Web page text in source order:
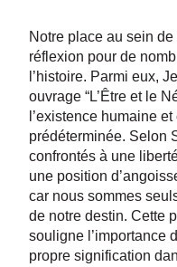
Notre place au sein de
réflexion pour de
l’histoire. Parmi eux,
ouvrage “L’Être et le
l’existence humaine
prédéterminée. Selon
confrontés à une
une position
car nous sommes
de notre destin. Cette
souligne l’importance
propre signification